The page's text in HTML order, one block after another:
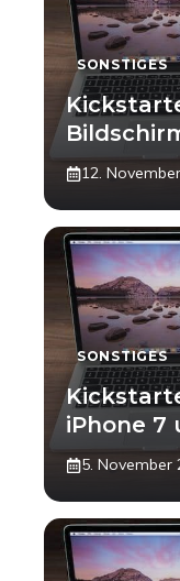
SONSTIGES
12.
SONSTIGES
iPhone 7
5. November